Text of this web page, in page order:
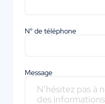
N° de téléphone
Message